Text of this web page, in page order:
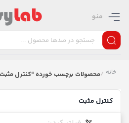
منو
خانه /محصولات برچسب خورده “کنترل
کنترل مثبت